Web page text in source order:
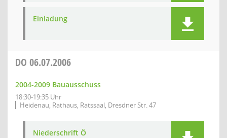
Einladung
DO 06.07.2006
2004-2009 Bauausschuss
18:30-19:35 Uhr
Heidenau, Rathaus, Ratssaal, Dresdner Str. 47
Niederschrift Ö